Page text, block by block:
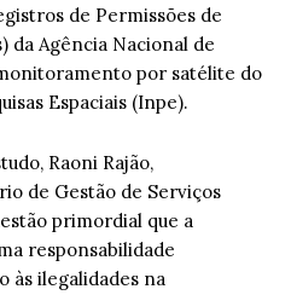
de Permissões de
da Agência Nacional de
por satélite do
Espaciais (Inpe).
Raoni Rajão,
de Gestão de Serviços
primordial que a
responsabilidade
às ilegalidades na